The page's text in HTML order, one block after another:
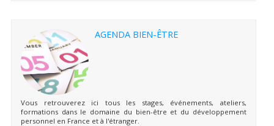
AGENDA BIEN-ÊTRE
Vous retrouverez ici tous les stages, événements, ateliers,
formations dans le domaine du bien-être et du développement
personnel en France et à l'étranger.